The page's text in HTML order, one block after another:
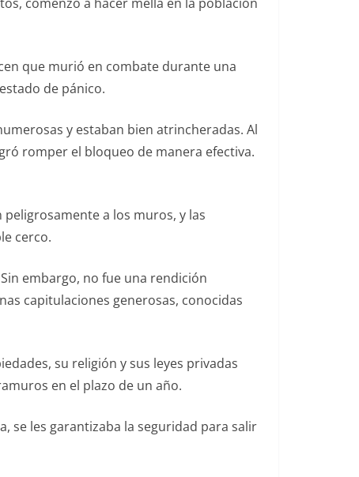
que murió en combate durante una
de pánico.
y estaban bien atrincheradas. Al
romper el bloqueo de manera efectiva.
a los muros, y las
cerco.
embargo, no fue una rendición
capitulaciones generosas, conocidas
su religión y sus leyes privadas
en el plazo de un año.
se les garantizaba la seguridad para salir